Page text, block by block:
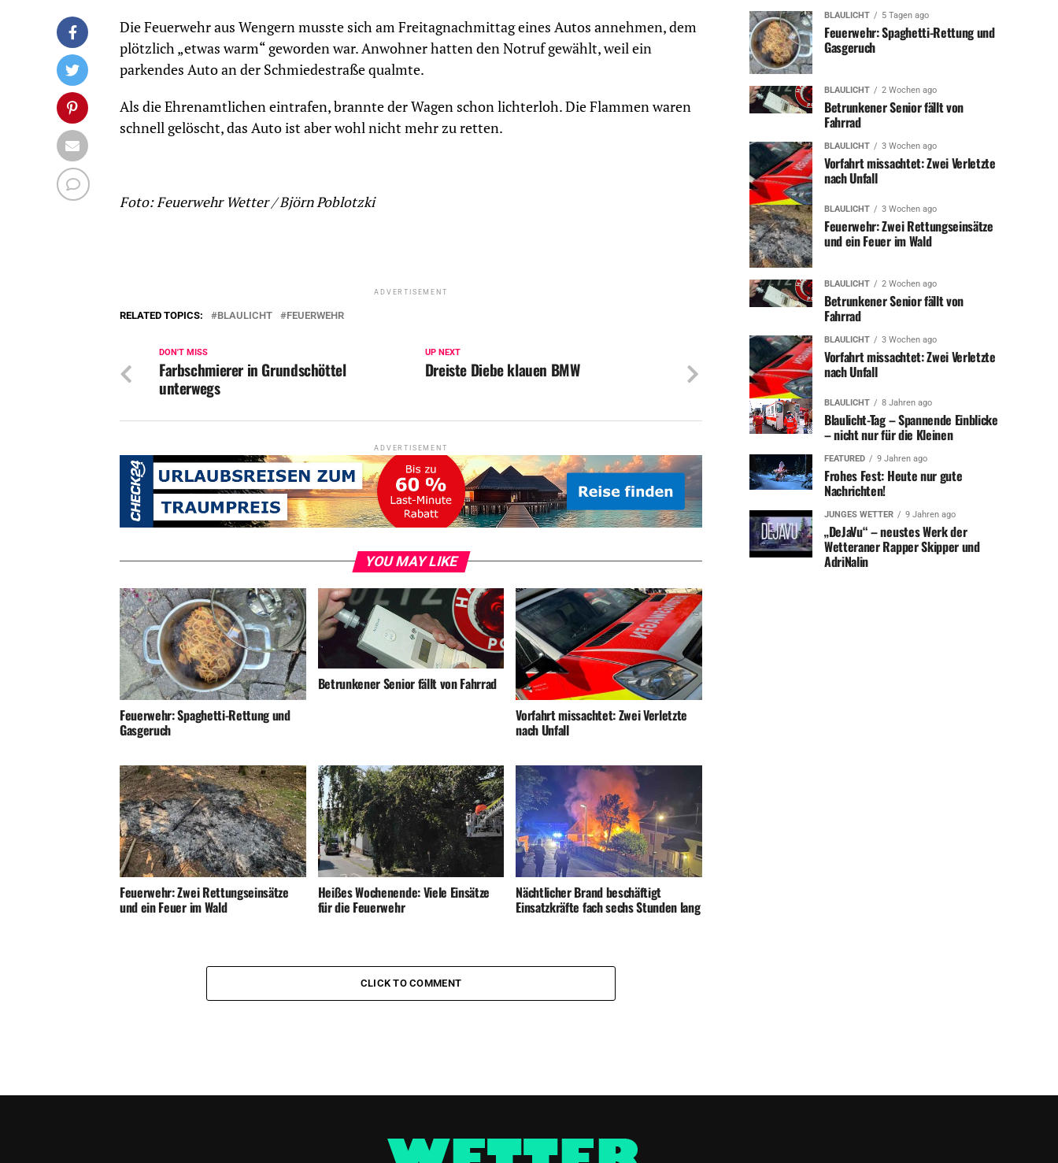
Die Feuerwehr aus Wengern musste sich am Freitagnachmittag eines Autos annehmen, dem
plötzlich „etwas warm“ geworden war. Anwohner hatten den Notruf gewählt, weil ein
parkendes Auto an der Schmiedestraße qualmte.
Als die Ehrenamtlichen eintrafen, brannte der Wagen schon lichterloh. Die Flammen waren
schnell gelöscht, das Auto ist aber wohl nicht mehr zu retten.
Foto: Feuerwehr Wetter / Björn Poblotzki
ADVERTISEMENT
RELATED TOPICS: BLAULICHT FEUERWEHR
UP NEXT
Dreiste Diebe klauen BMW
DON'T MISS
Farbschmierer in Grundschöttel
unterwegs
ADVERTISEMENT
YOU MAY LIKE
Feuerwehr: Spaghetti-Rettung und
Gasgeruch
Betrunkener Senior fällt von Fahrrad
Vorfahrt missachtet: Zwei Verletzte
nach Unfall
Feuerwehr: Zwei Rettungseinsätze
und ein Feuer im Wald
Heißes Wochenende: Viele Einsätze
für die Feuerwehr
Nächtlicher Brand beschäftigt
Einsatzkräfte fach sechs Stunden lang
CLICK TO COMMENT
BLAULICHT 5 Tagen ago
Feuerwehr: Spaghetti-Rettung und
Gasgeruch
BLAULICHT 2 Wochen ago
Betrunkener Senior fällt von
Fahrrad
BLAULICHT 3 Wochen ago
Vorfahrt missachtet: Zwei Verletzte
nach Unfall
BLAULICHT 3 Wochen ago
Feuerwehr: Zwei Rettungseinsätze
und ein Feuer im Wald
BLAULICHT 2 Wochen ago
Betrunkener Senior fällt von
Fahrrad
BLAULICHT 3 Wochen ago
Vorfahrt missachtet: Zwei Verletzte
nach Unfall
BLAULICHT 8 Jahren ago
Blaulicht-Tag – Spannende Einblicke
– nicht nur für die Kleinen
FEATURED 9 Jahren ago
Frohes Fest: Heute nur gute
Nachrichten!
JUNGES WETTER 9 Jahren ago
„DeJaVu“ – neustes Werk der
Wetteraner Rapper Skipper und
AdriNalin